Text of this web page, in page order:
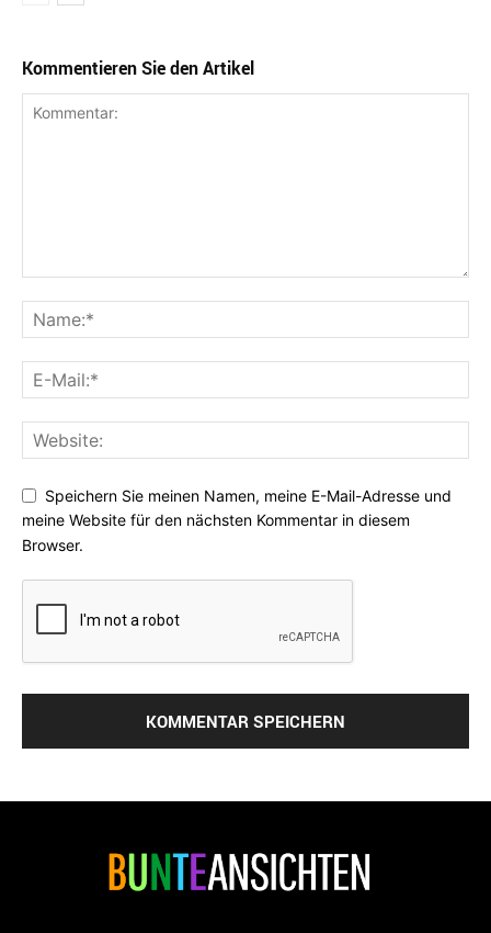
Kommentieren Sie den Artikel
Speichern Sie meinen Namen, meine E-Mail-Adresse und
meine Website für den nächsten Kommentar in diesem
Browser.